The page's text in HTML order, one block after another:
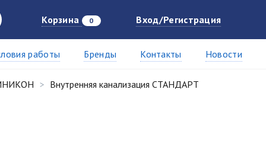
Корзина 0 Вход/Регистрация
работы Бренды Контакты Новости
Внутренняя канализация СТАНДАРТ